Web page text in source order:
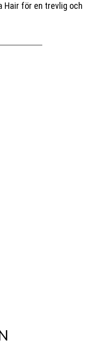
Hair för en trevlig och